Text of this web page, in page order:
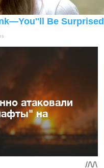
атаковали
на